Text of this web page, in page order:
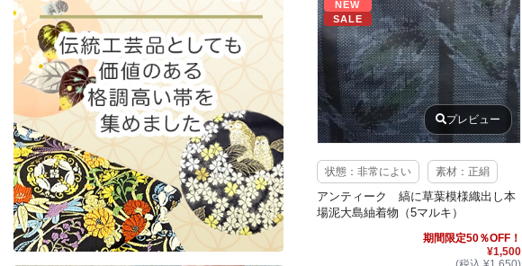
NEW
SALE
プレビュー
状態：非常によい 素材：正絹
アンティーク 縞に草葉模様織出し本
場泥大島紬着物（5マルキ）
期間限定50％OFF！
¥1,500